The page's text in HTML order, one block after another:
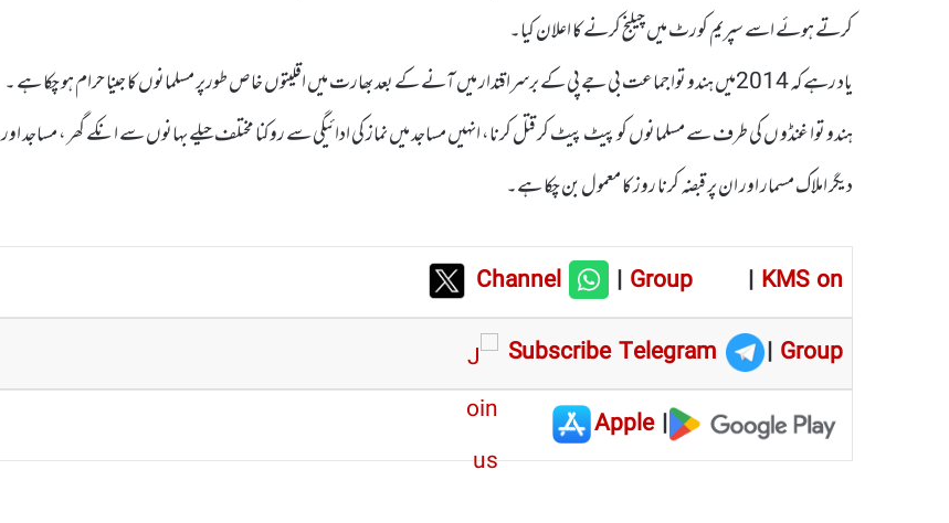
کرتے ہوئے اسے سپریم کورٹ میں چیلنج کرنے کا اعلان کیا۔
یاد رہے کہ 2014میں ہندو توا جماعت بی جے پی کے برسراقتدار میں آنے کے بعد بھارت میں اقلیتوں خاص طورپر مسلمانوں کا جینا حرام ہو چکا ہے ۔
ہندو توا غنڈو ں کی طرف سے مسلمانوں کو پیٹ پیٹ کر قتل کرنا، انہیں مساجد میں نماز کی ادائیگی سے روکنا مختلف حیلے بہانوں سے انکے گھر ، مساجد اور
دیگر املاک مسمار اور ان پر قبضہ کرنا روز کا معمول بن چکا ہے۔
Channel |Group | KMS on
Subscribe Telegram
| Group
|
Apple